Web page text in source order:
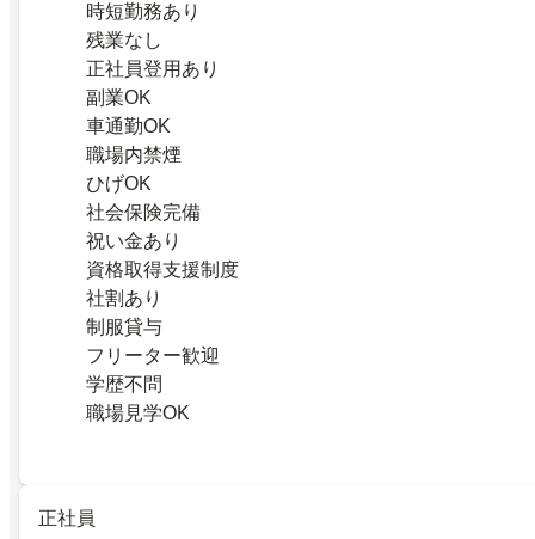
時短勤務あり
残業なし
正社員登用あり
副業OK
車通勤OK
職場内禁煙
ひげOK
社会保険完備
祝い金あり
資格取得支援制度
社割あり
制服貸与
フリーター歓迎
学歴不問
職場見学OK
正社員